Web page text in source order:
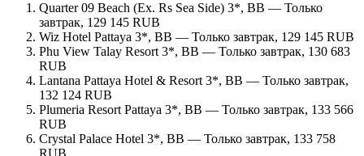
Quarter 09 Beach (Ex. Rs Sea Side) 3*, BB — Только
завтрак, 129 145 RUB
Wiz Hotel Pattaya 3*, BB — Только завтрак, 129 145 RUB
Phu View Talay Resort 3*, BB — Только завтрак, 130 683
RUB
Lantana Pattaya Hotel & Resort 3*, BB — Только завтрак,
132 124 RUB
Plumeria Resort Pattaya 3*, BB — Только завтрак, 133 566
RUB
Crystal Palace Hotel 3*, BB — Только завтрак, 133 758